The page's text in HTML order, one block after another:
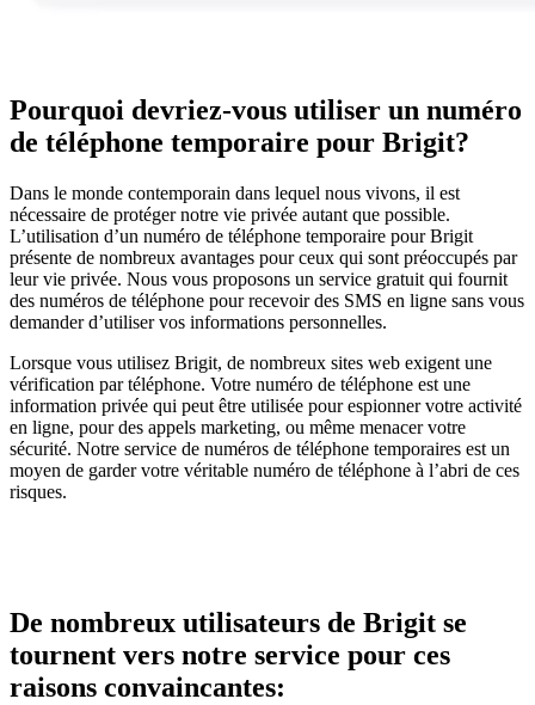
Pourquoi devriez-vous utiliser un numéro
de téléphone temporaire pour Brigit?
Dans le monde contemporain dans lequel nous vivons, il est
nécessaire de protéger notre vie privée autant que possible.
L’utilisation d’un numéro de téléphone temporaire pour Brigit
présente de nombreux avantages pour ceux qui sont préoccupés par
leur vie privée. Nous vous proposons un service gratuit qui fournit
des numéros de téléphone pour recevoir des SMS en ligne sans vous
demander d’utiliser vos informations personnelles.
Lorsque vous utilisez Brigit, de nombreux sites web exigent une
vérification par téléphone. Votre numéro de téléphone est une
information privée qui peut être utilisée pour espionner votre activité
en ligne, pour des appels marketing, ou même menacer votre
sécurité. Notre service de numéros de téléphone temporaires est un
moyen de garder votre véritable numéro de téléphone à l’abri de ces
risques.
De nombreux utilisateurs de Brigit se
tournent vers notre service pour ces
raisons convaincantes: